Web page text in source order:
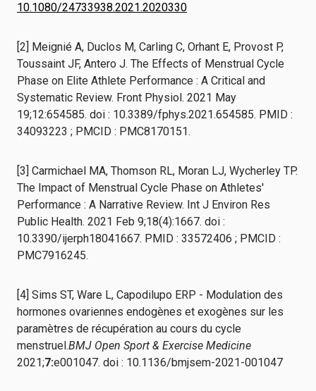
10.1080/24733938.2021.2020330
[2] Meignié A, Duclos M, Carling C, Orhant E, Provost P,
Toussaint JF, Antero J. The Effects of Menstrual Cycle
Phase on Elite Athlete Performance : A Critical and
Systematic Review. Front Physiol. 2021 May
19;12:654585. doi : 10.3389/fphys.2021.654585. PMID :
34093223 ; PMCID : PMC8170151.
[3] Carmichael MA, Thomson RL, Moran LJ, Wycherley TP.
The Impact of Menstrual Cycle Phase on Athletes'
Performance : A Narrative Review. Int J Environ Res
Public Health. 2021 Feb 9;18(4):1667. doi :
10.3390/ijerph18041667. PMID : 33572406 ; PMCID :
PMC7916245.
[4] Sims ST, Ware L, Capodilupo ERP - Modulation des
hormones ovariennes endogènes et exogènes sur les
paramètres de récupération au cours du cycle
menstruel.BMJ Open Sport & Exercise Medicine
2021;7:e001047. doi : 10.1136/bmjsem-2021-001047